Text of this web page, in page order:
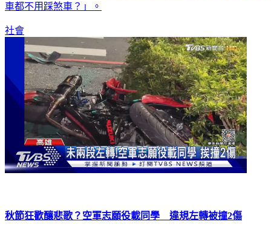
車都不用踩煞車？」。
社會
秋節狂歡釀悲歌？空軍志願役載同學 違規左轉被撞2傷